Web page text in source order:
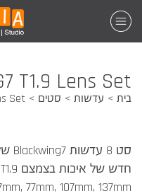
T1.9 Lens Set
בית עדשות סטים Set